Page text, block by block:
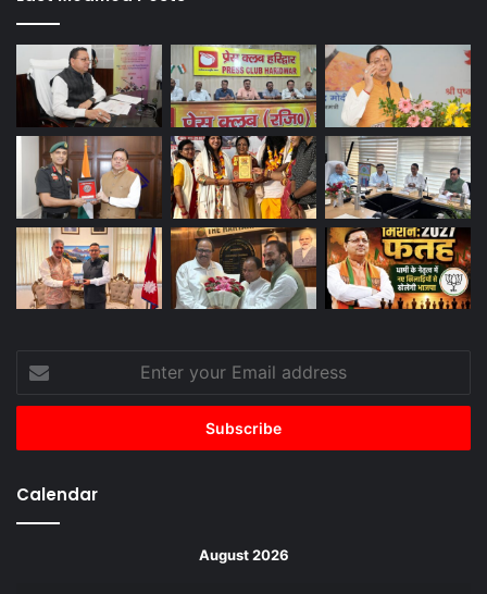
your
Email
Calendar
August 2026